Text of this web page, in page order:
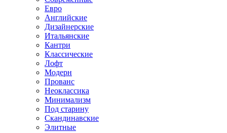
Евро
Английские
Дизайнерские
Итальянские
Кантри
Классические
Лофт
Модерн
Прованс
Неоклассика
Минимализм
Под старину
Скандинавские
Элитные